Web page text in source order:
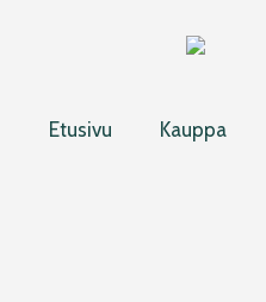
Etusivu Kauppa